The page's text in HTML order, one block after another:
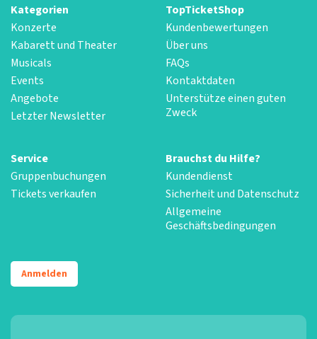
Kategorien
Konzerte
Kabarett und Theater
Musicals
Events
Angebote
Letzter Newsletter
TopTicketShop
Kundenbewertungen
Über uns
FAQs
Kontaktdaten
Unterstütze einen guten
Zweck
Service
Gruppenbuchungen
Tickets verkaufen
Brauchst du Hilfe?
Kundendienst
Sicherheit und Datenschutz
Allgemeine
Geschäftsbedingungen
Anmelden